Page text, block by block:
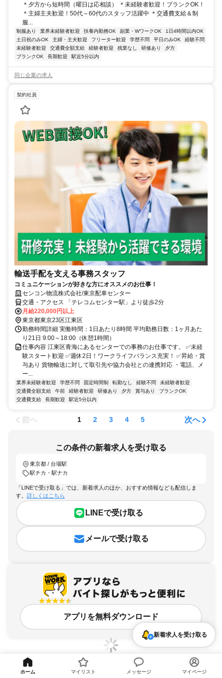
＊夕方から短時間（曜日は応相談） ＊未経験者歓迎！ブランクOK！
＊主婦主夫歓迎！50代～60代のスタッフ活躍中 ＊交通費支給＆制
服...
制服あり 業界未経験者歓迎 扶養内勤務OK 副業・WワークOK
1日4時間以内OK
土日祝のみOK
主婦・主夫歓迎 フリーター歓迎 学歴不問 平日のみOK
経験不問
未経験者歓迎
交通費全額支給 経験者歓迎 残業なし 研修あり
夕方
ブランクOK
長期歓迎 駅近5分以内
同じ企業の求人
契約社員
輸送手配を支える事務スタッフ
コミュニケーションが好きな方にオススメのお仕事！
センコン物流株式会社/東京配車センター
交通・アクセス 「テレコムセンター駅」より徒歩2分
月給220,000円以上
東京都東京23区江東区
勤務時間詳細 実働時間：1日あたり8時間 平均勤務日数：1ヶ月あた
り21日 9:00～18:00（休憩1時間）
仕事内容 江東区青海にあるセンターでの事務のお仕事です。 ✅未経
験スタート歓迎 ✅週休2日！ワークライフバランス充実！ ✅昇給・賞
与あり 貨物輸送に対して取引先や協力会社との連携対応 ・電話、メ
ー...
業界未経験者歓迎 学歴不問 固定時間制 転勤なし 経験不問
未経験者歓迎
交通費全額支給
午前 経験者歓迎 研修あり 夕方 賞与あり
ブランクOK
交通費支給
長期歓迎 駅近5分以内
前へ 1 2 3 4 5 次へ
この条件の新着求人を受け取る
東京都 / 台場駅
駅チカ・駅ナカ
「LINEで受け取る」では、新着求人のほか、おすすめ情報なども配信しま
す。 詳しくはこちら
LINEで受け取る
メールで受け取る
アプリを無料ダウンロード
新着求人を受け取る
ホーム マイリスト メッセージ マイページ